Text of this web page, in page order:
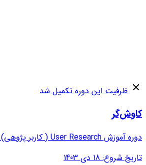
ظرفیت این دوره تکمیل شد
کاوش‌گر
دوره آموزش User Research ( کاربر پژوهی) جامع
تاریخ شروع: 18 دی 1403